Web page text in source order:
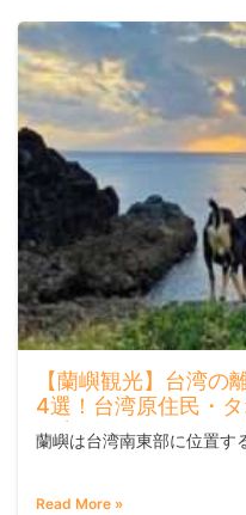
【蘭嶼観光】台湾の
4選！台湾原住民・
へ出かけよう
蘭嶼は台湾南東部に位置す
Read More »